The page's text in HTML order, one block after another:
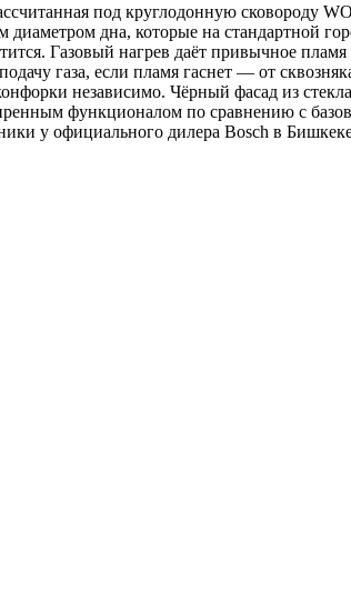
под круглодонную сковороду
дна, которые на стандартной
Газовый нагрев даёт привычное
газа, если пламя гаснет — от
независимо. Чёрный фасад из
функционалом по сравнению с
у официального дилера Bosch в